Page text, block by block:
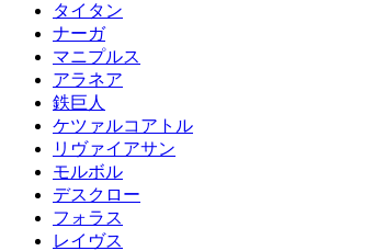
タイタン
ナーガ
マニプルス
アラネア
鉄巨人
ケツァルコアトル
リヴァイアサン
モルボル
デスクロー
フォラス
レイヴス